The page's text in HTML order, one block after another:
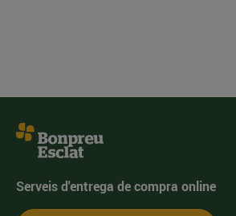
Serveis d'entrega de compra online